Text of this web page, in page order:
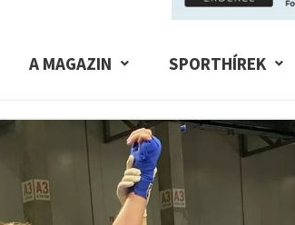
A MAGAZIN SPORTHÍREK